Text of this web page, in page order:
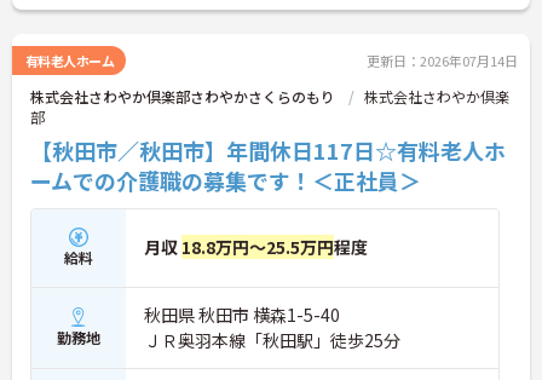
有料老人ホーム 更新日：2026年07月14日
株式会社さわやか倶楽部さわやかさくらのもり
株式会社さわやか倶楽
部
【秋田市／秋田市】年間休日117日☆有料老人ホ
ームでの介護職の募集です！＜正社員＞
給料 月収 18.8万円～25.5万円程度
勤務地
秋田県 秋田市 横森1-5-40
ＪＲ奥羽本線「秋田駅」徒歩25分